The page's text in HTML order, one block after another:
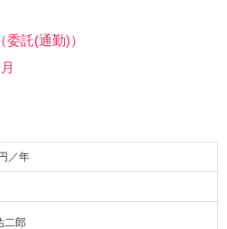
託(通勤)）
／年
二郎